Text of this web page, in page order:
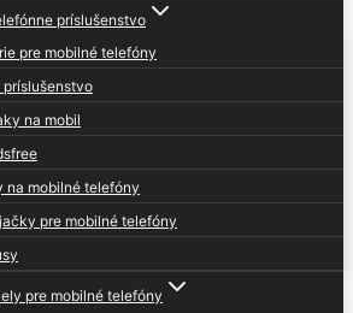
príslušenstvo
pre mobilné telefóny
príslušenstvo
na mobil
na mobilné telefóny
pre mobilné telefóny
pre mobilné telefóny